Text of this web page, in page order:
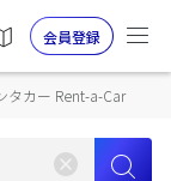
会員登録
カー Rent-a-Car